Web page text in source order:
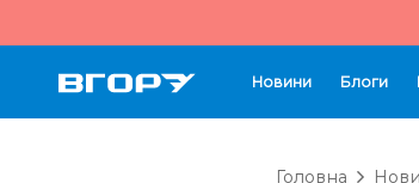
Новини Блоги
Головна